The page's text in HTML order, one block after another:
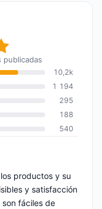
global: 9,3
publicadas
10,2k
1 194
295
188
540
productos y su
y satisfacción
fáciles de